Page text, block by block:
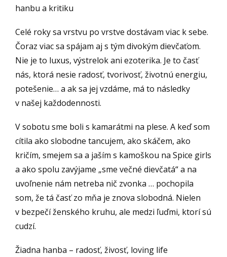
hanbu a kritiku
Celé roky sa vrstvu po vrstve dostávam viac k sebe.
Čoraz viac sa spájam aj s tým divokým dievčaťom.
Nie je to luxus, výstrelok ani ezoterika. Je to časť
nás, ktorá nesie radosť, tvorivosť, životnú energiu,
potešenie… a ak sa jej vzdáme, má to následky
v našej každodennosti.
V sobotu sme boli s kamarátmi na plese. A keď som
cítila ako slobodne tancujem, ako skáčem, ako
kričím, smejem sa a jaším s kamoškou na Spice girls
a ako spolu zavýjame „sme večné dievčatá“ a na
uvoľnenie nám netreba nič zvonka … pochopila
som, že tá časť zo mňa je znova slobodná. Nielen
v bezpečí ženského kruhu, ale medzi ľuďmi, ktorí sú
cudzí.
Žiadna hanba – radosť, živosť, loving life